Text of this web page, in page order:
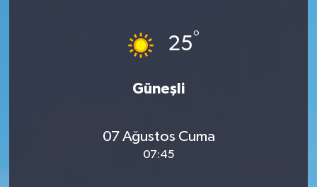
25°
Güneşli
07 Ağustos Cuma
07:45
Gizlilik Sözleşmesi